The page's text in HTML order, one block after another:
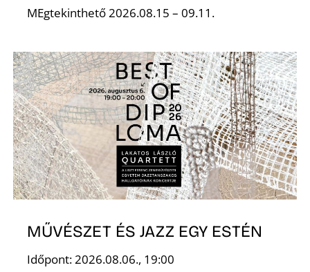
MEgtekinthető 2026.08.15 – 09.11.
MŰVÉSZET ÉS JAZZ EGY ESTÉN
Időpont: 2026.08.06., 19:00